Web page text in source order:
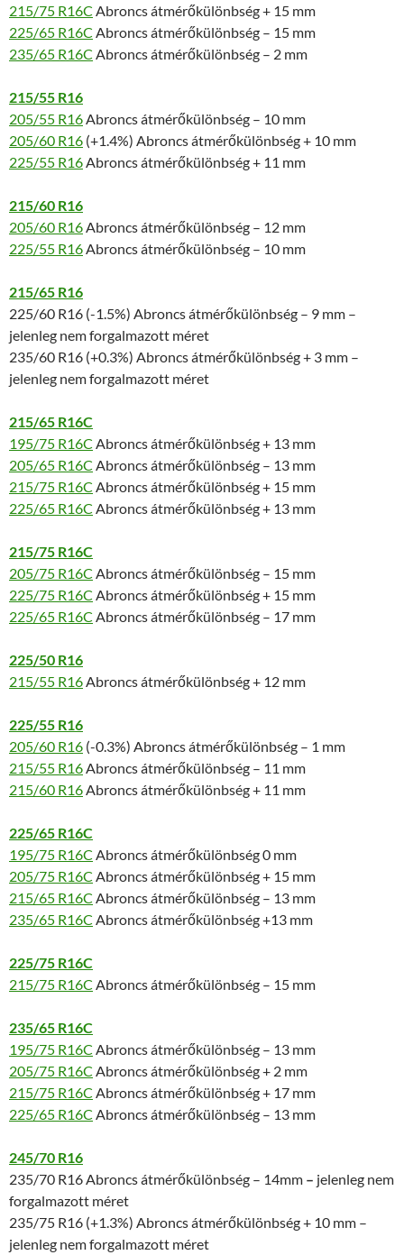
215/75 R16C Abroncs átmérőkülönbség + 15 mm
225/65 R16C Abroncs átmérőkülönbség – 15 mm
235/65 R16C Abroncs átmérőkülönbség – 2 mm
215/55 R16
205/55 R16Abroncs átmérőkülönbség – 10 mm
205/60 R16 (+1.4%) Abroncs átmérőkülönbség + 10 mm
225/55 R16Abroncs átmérőkülönbség + 11 mm
215/60 R16
205/60 R16Abroncs átmérőkülönbség – 12 mm
225/55 R16Abroncs átmérőkülönbség – 10 mm
215/65 R16
225/60 R16 (-1.5%) Abroncs átmérőkülönbség – 9 mm –
jelenleg nem forgalmazott méret
235/60 R16 (+0.3%) Abroncs átmérőkülönbség + 3 mm –
jelenleg nem forgalmazott méret
215/65 R16C
195/75 R16C Abroncs átmérőkülönbség + 13 mm
205/65 R16C Abroncs átmérőkülönbség – 13 mm
215/75 R16C Abroncs átmérőkülönbség + 15 mm
225/65 R16C Abroncs átmérőkülönbség + 13 mm
215/75 R16C
205/75 R16C Abroncs átmérőkülönbség – 15 mm
225/75 R16C Abroncs átmérőkülönbség + 15 mm
225/65 R16C Abroncs átmérőkülönbség – 17 mm
225/50 R16
215/55 R16Abroncs átmérőkülönbség + 12 mm
225/55 R16
205/60 R16 (-0.3%) Abroncs átmérőkülönbség – 1 mm
215/55 R16Abroncs átmérőkülönbség – 11 mm
215/60 R16Abroncs átmérőkülönbség + 11 mm
225/65 R16C
195/75 R16C Abroncs átmérőkülönbség 0 mm
205/75 R16C Abroncs átmérőkülönbség + 15 mm
215/65 R16C Abroncs átmérőkülönbség – 13 mm
235/65 R16C Abroncs átmérőkülönbség +13 mm
225/75 R16C
215/75 R16C Abroncs átmérőkülönbség – 15 mm
235/65 R16C
195/75 R16C Abroncs átmérőkülönbség – 13 mm
205/75 R16C Abroncs átmérőkülönbség + 2 mm
215/75 R16C Abroncs átmérőkülönbség + 17 mm
225/65 R16C Abroncs átmérőkülönbség – 13 mm
245/70 R16
235/70 R16 Abroncs átmérőkülönbség – 14mm – jelenleg nem
forgalmazott méret
235/75 R16 (+1.3%) Abroncs átmérőkülönbség + 10 mm –
jelenleg nem forgalmazott méret